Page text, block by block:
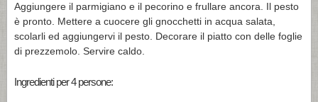
Aggiungere il parmigiano e il pecorino e frullare ancora. Il pesto
è pronto. Mettere a cuocere gli gnocchetti in acqua salata,
scolarli ed aggiungervi il pesto. Decorare il piatto con delle foglie
di prezzemolo. Servire caldo.
Ingredienti per 4 persone: